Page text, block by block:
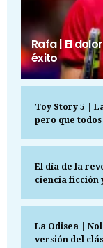
Rafa | El
éxito
Toy Story 5 |
pero que
El día de la
ciencia ficción
La Odisea |
versión del